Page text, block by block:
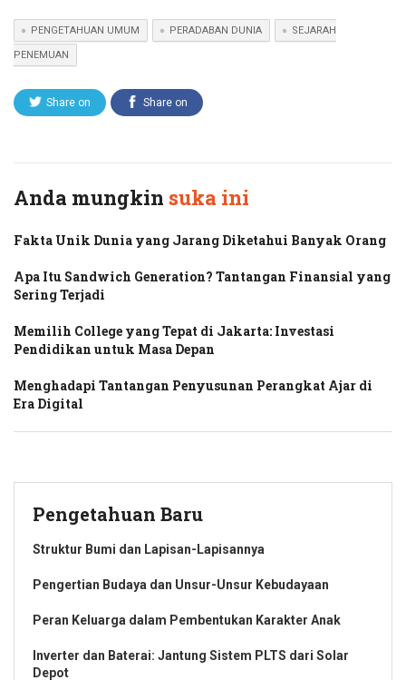
PENGETAHUAN UMUM PERADABAN DUNIA SEJARAH
PENEMUAN
Share on Share on
Anda mungkin suka ini
Fakta Unik Dunia yang Jarang Diketahui Banyak Orang
Apa Itu Sandwich Generation? Tantangan Finansial yang
Sering Terjadi
Memilih College yang Tepat di Jakarta: Investasi
Pendidikan untuk Masa Depan
Menghadapi Tantangan Penyusunan Perangkat Ajar di
Era Digital
Pengetahuan Baru
Struktur Bumi dan Lapisan-Lapisannya
Pengertian Budaya dan Unsur-Unsur Kebudayaan
Peran Keluarga dalam Pembentukan Karakter Anak
Inverter dan Baterai: Jantung Sistem PLTS dari Solar
Depot